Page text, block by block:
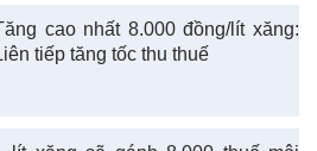
cao nhất 8.000 đồng/lít xăng:
tiếp tăng tốc thu thuế